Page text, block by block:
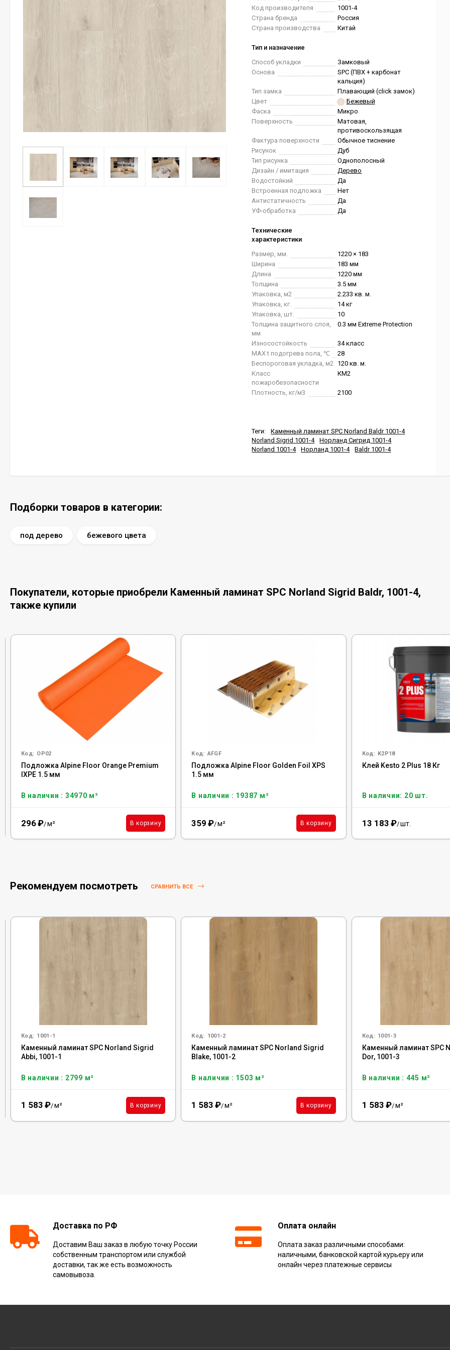
Код производителя
1001-4
Страна бренда
Россия
Страна производства
Китай
Тип и назначение
Способ укладки
Замковый
Основа
SPC (ПВХ + карбонат
кальция)
Тип замка
Плавающий (click замок)
Цвет
Бежевый
Фаска
Микро
Поверхность
Матовая,
противоскользящая
Фактура поверхности
Обычное тиснение
Рисунок
Дуб
Тип рисунка
Однополосный
Дизайн / имитация
Дерево
Водостойкий
Да
Встроенная подложка
Нет
Антистатичность
Да
УФ-обработка
Да
Технические
характеристики
Размер, мм.
1220 × 183
Ширина
183 мм
Длина
1220 мм
Толщина
3.5 мм
Упаковка, м2
2.233 кв. м.
Упаковка, кг.
14 кг
Упаковка, шт.
10
Толщина защитного слоя,
мм
0.3 мм Extreme Protection
Износостойкость
34 класс
MAX t подогрева пола, ℃
28
Беспороговая укладка, м2 120 кв. м.
Класс
пожаробезопасности
КМ2
Плотность, кг/м3 2100
Теги:
Каменный ламинат SPC Norland Baldr 1001-4
Norland Sigrid 1001-4
Норланд Сигрид 1001-4
Norland 1001-4
Норланд 1001-4 Baldr 1001-4
Подборки товаров в категории:
под дерево бежевого цвета
Покупатели, которые приобрели Каменный ламинат SPC Norland Sigrid Baldr, 1001-4,
также купили
Код: OP02
Подложка Alpine Floor Orange Premium
IXPE 1.5 мм
В наличии : 34970 м²
296₽/м² В корзину
Код: AFGF
Подложка Alpine Floor Golden Foil XPS
1.5 мм
В наличии : 19387 м²
359 ₽/м² В корзину
Код: K2P18
Клей Kesto 2 Plus 18 Кг
В наличии: 20 шт.
13 183 ₽/шт.
Рекомендуем посмотреть СРАВНИТЬ ВСЕ
Код: 1001-1
Каменный ламинат SPC Norland Sigrid
Abbi, 1001-1
В наличии : 2799 м²
1 583 ₽/м² В корзину
Код: 1001-2
Каменный ламинат SPC Norland Sigrid
Blake, 1001-2
В наличии : 1503 м²
1 583 ₽/м² В корзину
Код: 1001-3
Каменный ламинат SPC
Dor, 1001-3
В наличии : 445 м²
1 583 ₽/м²
Доставка по РФ
Доставим Ваш заказ в любую точку России
собственным транспортом или службой
доставки, так же есть возможность
самовывоза.
Оплата онлайн
Оплата заказ различными способами:
наличными, банковской картой курьеру или
онлайн через платежные сервисы